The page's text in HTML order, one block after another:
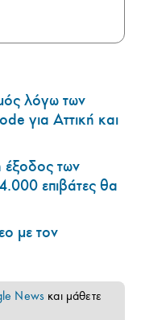
λόγω των
για Αττική και
των
επιβάτες θα
με τον
News και μάθετε